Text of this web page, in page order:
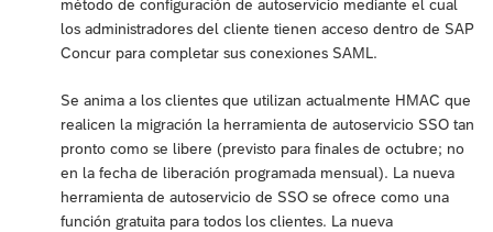
método de configuración de autoservicio mediante el cual
los administradores del cliente tienen acceso dentro de SAP
Concur para completar sus conexiones SAML.
Se anima a los clientes que utilizan actualmente HMAC que
realicen la migración la herramienta de autoservicio SSO tan
pronto como se libere (previsto para finales de octubre; no
en la fecha de liberación programada mensual). La nueva
herramienta de autoservicio de SSO se ofrece como una
función gratuita para todos los clientes. La nueva